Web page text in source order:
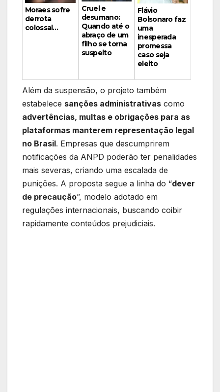
Moraes sofre
derrota
colossal…
Cruel e
desumano:
Quando até o
abraço de um
filho se torna
suspeito
Flávio
Bolsonaro faz
uma
inesperada
promessa
caso seja
eleito
Além da suspensão, o projeto também
estabelece sanções administrativas como
advertências, multas e obrigações para as
plataformas manterem representação legal
no Brasil. Empresas que descumprirem
notificações da ANPD poderão ter penalidades
mais severas, criando uma escalada de
punições. A proposta segue a linha do “dever
de precaução”, modelo adotado em
regulações internacionais, buscando coibir
rapidamente conteúdos prejudiciais.